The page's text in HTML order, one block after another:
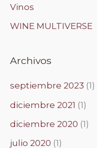
Vinos
WINE MULTIVERSE
Archivos
septiembre 2023 (1)
diciembre 2021 (1)
diciembre 2020 (1)
julio 2020 (1)